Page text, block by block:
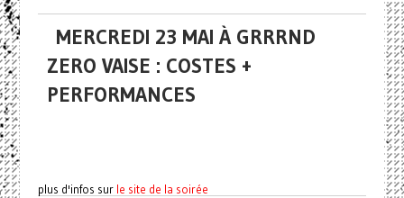
MERCREDI 23 MAI À GRRRND
ZERO VAISE : COSTES +
PERFORMANCES
plus d'infos sur le site de la soirée